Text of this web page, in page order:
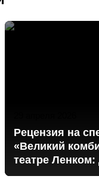
наполненные
театральной
Рецензия на
«Великий
театре Ленком:
джаз и